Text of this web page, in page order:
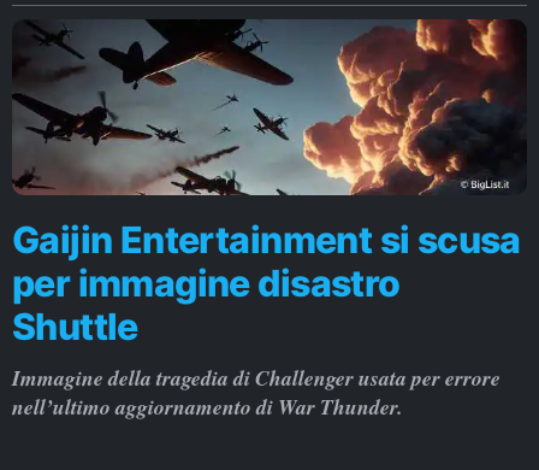
Gaijin Entertainment si scusa
per immagine disastro
Shuttle
Immagine della tragedia di Challenger usata per errore
nell’ultimo aggiornamento di War Thunder.